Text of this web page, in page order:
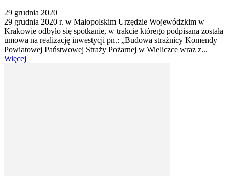
29 grudnia 2020
29 grudnia 2020 r. w Małopolskim Urzędzie Wojewódzkim w
Krakowie odbyło się spotkanie, w trakcie którego podpisana została
umowa na realizację inwestycji pn.: „Budowa strażnicy Komendy
Powiatowej Państwowej Straży Pożarnej w Wieliczce wraz z...
Więcej